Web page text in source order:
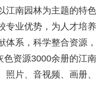
江南园林为主题的特
专业优势，为人才培
体系，科学整合资源
资源3000余册的江
照片、音视频、画册